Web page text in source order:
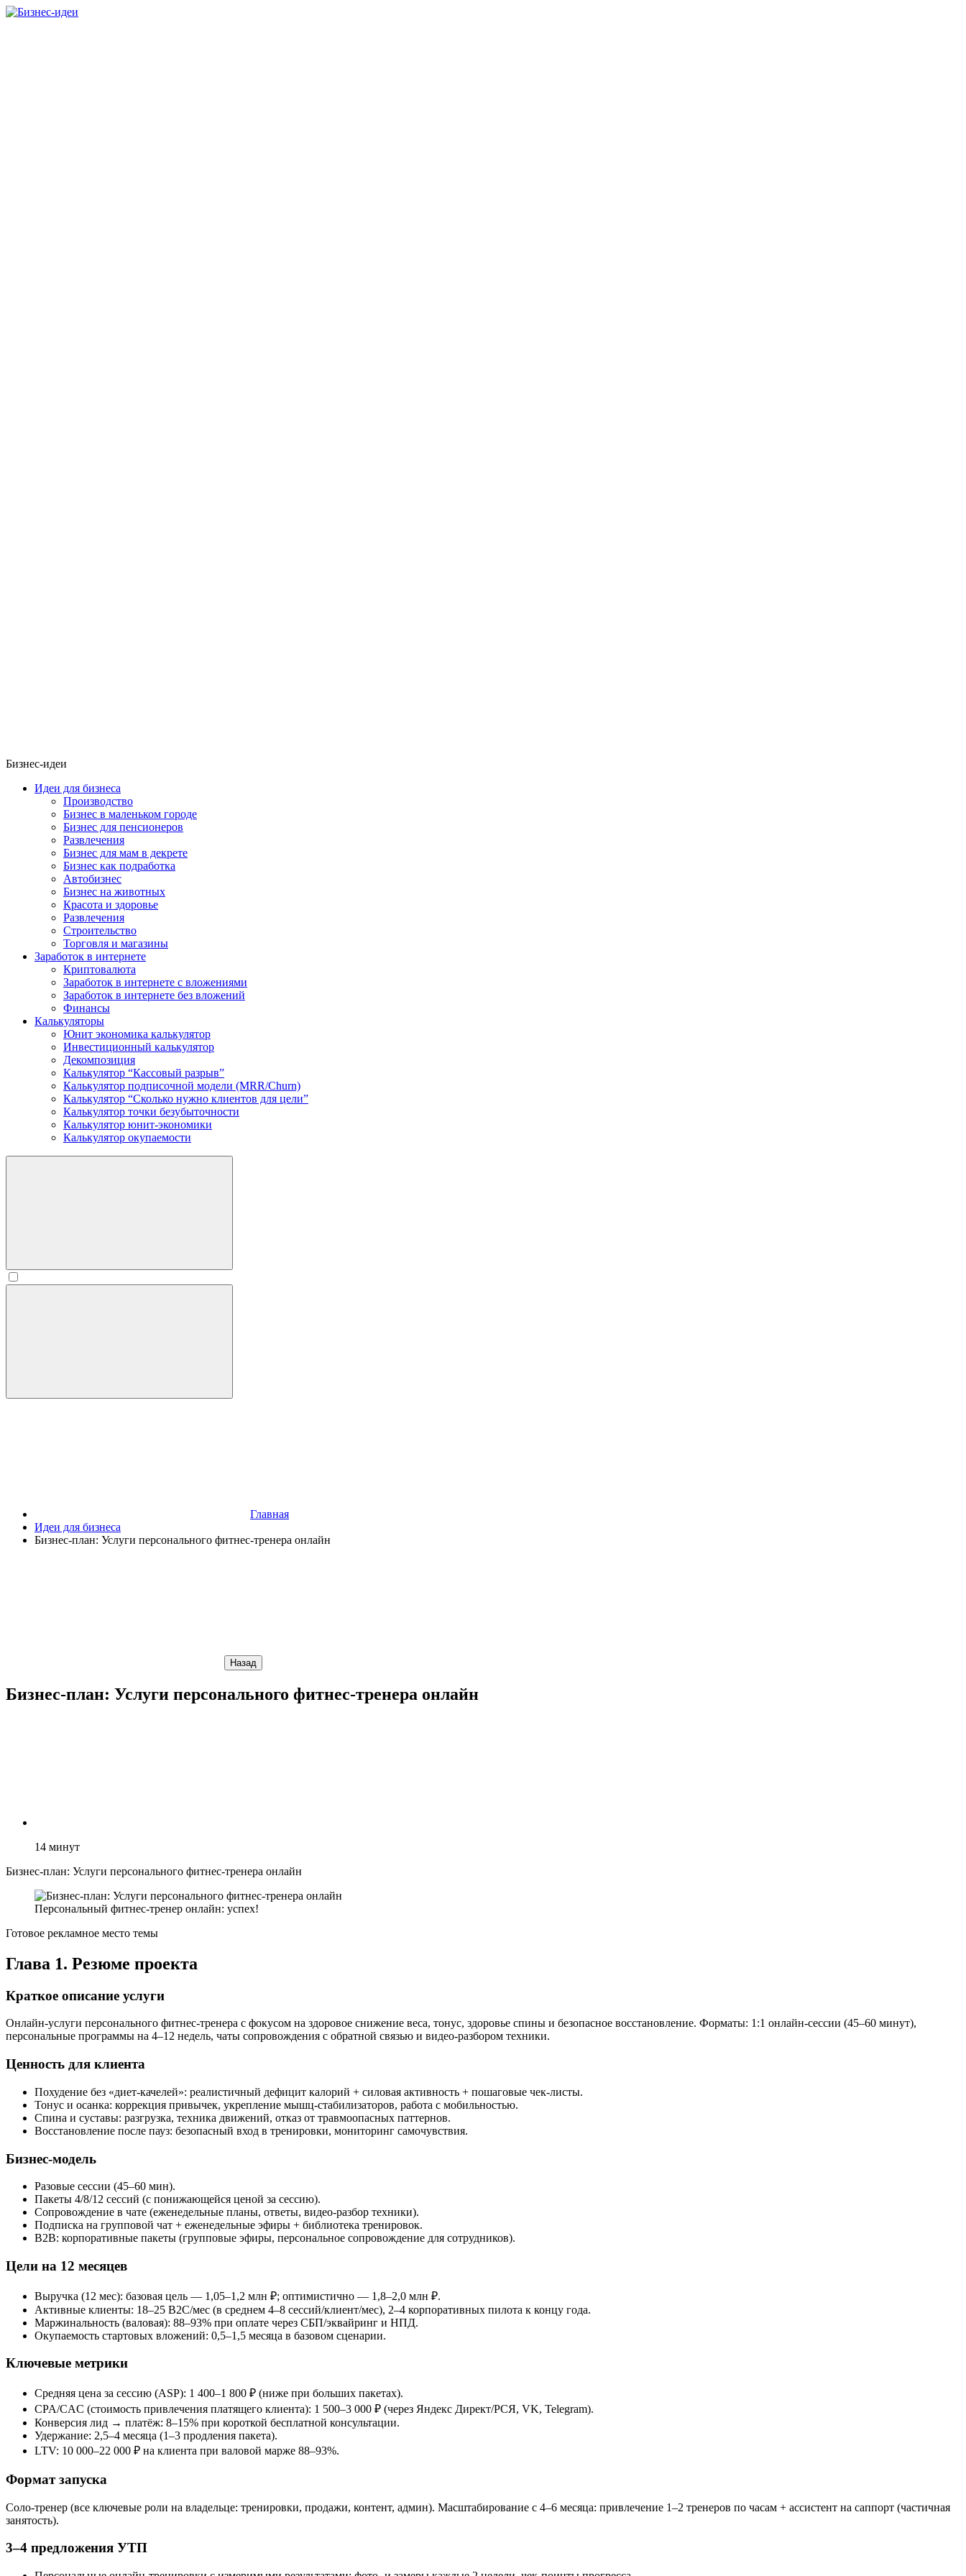
Бизнес-идеи
Идеи для бизнеса
Производство
Бизнес в маленьком городе
Бизнес для пенсионеров
Развлечения
Бизнес для мам в декрете
Бизнес как подработка
Автобизнес
Бизнес на животных
Красота и здоровье
Развлечения
Строительство
Торговля и магазины
Заработок в интернете
Криптовалюта
Заработок в интернете c вложениями
Заработок в интернете без вложений
Финансы
Калькуляторы
Юнит экономика калькулятор
Инвестиционный калькулятор
Декомпозиция
Калькулятор “Кассовый разрыв”
Калькулятор подписочной модели (MRR/Churn)
Калькулятор “Сколько нужно клиентов для цели”
Калькулятор точки безубыточности
Калькулятор юнит-экономики
Калькулятор окупаемости
Главная
Идеи для бизнеса
Бизнес-план: Услуги персонального фитнес-тренера онлайн
Назад
Бизнес-план: Услуги персонального фитнес-тренера онлайн
14 минут
Бизнес-план: Услуги персонального фитнес-тренера онлайн
Персональный фитнес-тренер онлайн: успех!
Готовое рекламное место темы
Глава 1. Резюме проекта
Краткое описание услуги
Онлайн-услуги персонального фитнес‑тренера с фокусом на здоровое снижение веса, тонус, здоровье спины и безопасное восстановление. Форматы: 1:1 онлайн‑сессии (45–60 минут),
персональные программы на 4–12 недель, чаты сопровождения с обратной связью и видео‑разбором техники.
Ценность для клиента
Похудение без «диет‑качелей»: реалистичный дефицит калорий + силовая активность + пошаговые чек‑листы.
Тонус и осанка: коррекция привычек, укрепление мышц‑стабилизаторов, работа с мобильностью.
Спина и суставы: разгрузка, техника движений, отказ от травмоопасных паттернов.
Восстановление после пауз: безопасный вход в тренировки, мониторинг самочувствия.
Бизнес‑модель
Разовые сессии (45–60 мин).
Пакеты 4/8/12 сессий (с понижающейся ценой за сессию).
Сопровождение в чате (еженедельные планы, ответы, видео‑разбор техники).
Подписка на групповой чат + еженедельные эфиры + библиотека тренировок.
B2B: корпоративные пакеты (групповые эфиры, персональное сопровождение для сотрудников).
Цели на 12 месяцев
Выручка (12 мес): базовая цель — 1,05–1,2 млн ₽; оптимистично — 1,8–2,0 млн ₽.
Активные клиенты: 18–25 B2C/мес (в среднем 4–8 сессий/клиент/мес), 2–4 корпоративных пилота к концу года.
Маржинальность (валовая): 88–93% при оплате через СБП/эквайринг и НПД.
Окупаемость стартовых вложений: 0,5–1,5 месяца в базовом сценарии.
Ключевые метрики
Средняя цена за сессию (ASP): 1 400–1 800 ₽ (ниже при больших пакетах).
CPA/CAC (стоимость привлечения платящего клиента): 1 500–3 000 ₽ (через Яндекс Директ/РСЯ, VK, Telegram).
Конверсия лид → платёж: 8–15% при короткой бесплатной консультации.
Удержание: 2,5–4 месяца (1–3 продления пакета).
LTV: 10 000–22 000 ₽ на клиента при валовой марже 88–93%.
Формат запуска
Соло‑тренер (все ключевые роли на владельце: тренировки, продажи, контент, админ). Масштабирование с 4–6 месяца: привлечение 1–2 тренеров по часам + ассистент на саппорт (частичная
занятость).
3–4 предложения УТП